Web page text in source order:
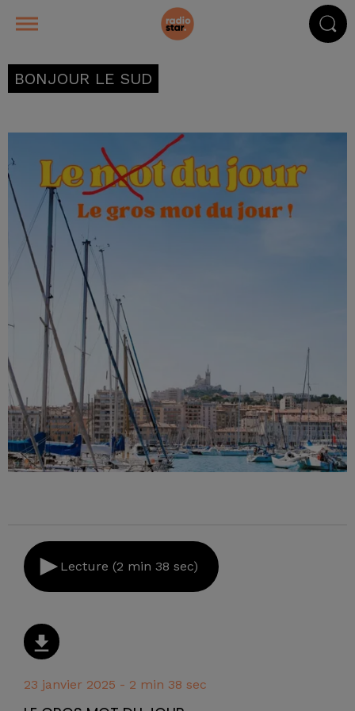
BONJOUR LE SUD
Lecture (2 min 38 sec)
23 janvier 2025 - 2 min 38 sec